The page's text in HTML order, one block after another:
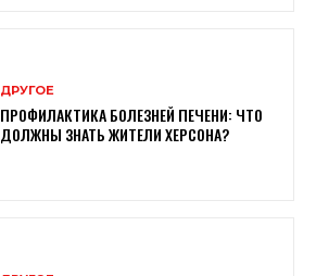
ДРУГОЕ
ПРОФИЛАКТИКА БОЛЕЗНЕЙ ПЕЧЕНИ: ЧТО
ДОЛЖНЫ ЗНАТЬ ЖИТЕЛИ ХЕРСОНА?